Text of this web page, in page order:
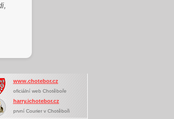
www.chotebor.cz
oficiální web Chotěboře
harry.ichotebor.cz
první Courier v Chotěboři